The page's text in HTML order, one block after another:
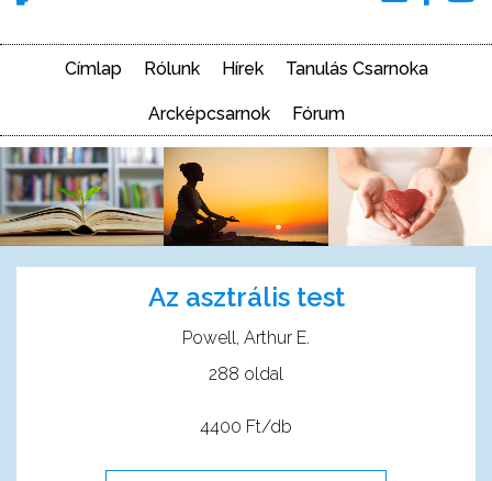
Címlap Rólunk Hírek Tanulás Csarnoka
Arcképcsarnok Fórum
Az asztrális test
Powell, Arthur E.
288 oldal
4400 Ft/db